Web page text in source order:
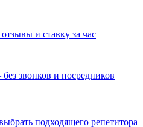
и ставку за час
звонков и посредников
подходящего репетитора